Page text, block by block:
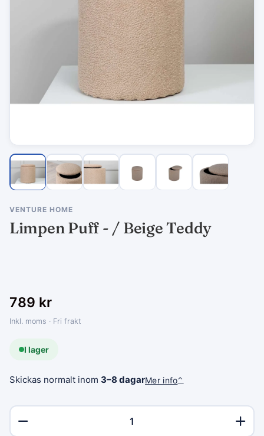
VENTURE HOME
Limpen Puff - / Beige Teddy
789 kr
Inkl. moms · Fri frakt
I lager
Skickas normalt inom 3–8 dagarMer info⌃